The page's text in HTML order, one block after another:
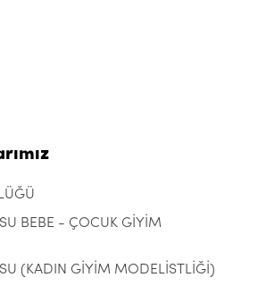
BEBE - ÇOCUK GİYİM
(KADIN GİYİM MODELİSTLİĞİ)